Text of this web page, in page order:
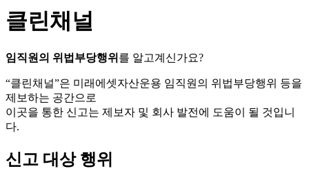
클린채널
임직원의 위법부당행위 를 알고계신가요?
“클린채널”은 미래에셋자산운용 임직원의 위법부당행위 등을
제보하는 공간으로
이곳을 통한 신고는 제보자 및 회사 발전에 도움이 될 것입니
다.
신고 대상 행위